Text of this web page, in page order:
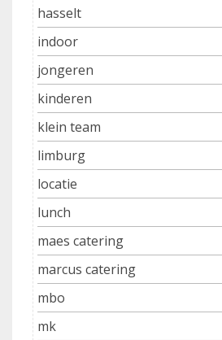
hasselt
indoor
jongeren
kinderen
klein team
limburg
locatie
lunch
maes catering
marcus catering
mbo
mk